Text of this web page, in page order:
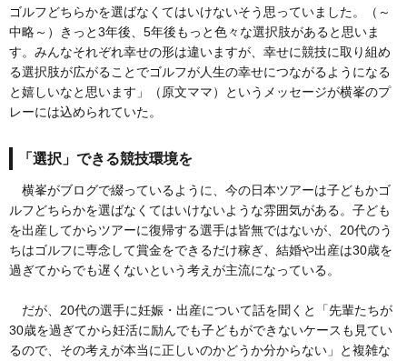
ゴルフどちらかを選ばなくてはいけないそう思っていました。（～
中略～）きっと3年後、5年後もっと色々な選択肢があると思いま
す。みんなそれぞれ幸せの形は違いますが、幸せに競技に取り組め
る選択肢が広がることでゴルフが人生の幸せにつながるようになる
と嬉しいなと思います」（原文ママ）というメッセージが横峯のプ
レーには込められていた。
「選択」できる競技環境を
横峯がブログで綴っているように、今の日本ツアーは子どもかゴ
ルフどちらかを選ばなくてはいけないような雰囲気がある。子ども
を出産してからツアーに復帰する選手は皆無ではないが、20代のう
ちはゴルフに専念して賞金をできるだけ稼ぎ、結婚や出産は30歳を
過ぎてからでも遅くないという考えが主流になっている。
だが、20代の選手に妊娠・出産について話を聞くと「先輩たちが
30歳を過ぎてから妊活に励んでも子どもができないケースも見てい
るので、その考えが本当に正しいのかどうか分からない」と複雑な